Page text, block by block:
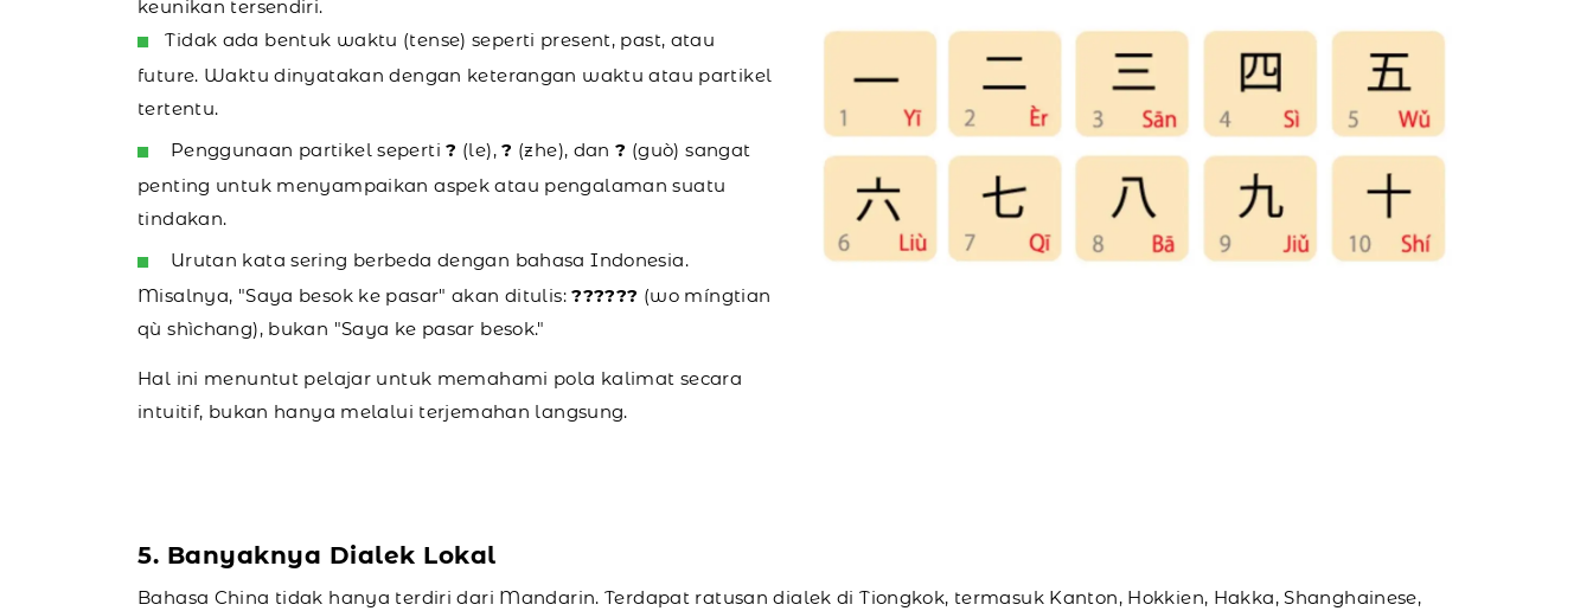
keunikan tersendiri.
Tidak ada bentuk waktu (tense) seperti present, past, atau
future. Waktu dinyatakan dengan keterangan waktu atau partikel
tertentu.
Penggunaan partikel seperti? (le),? (zhe), dan? (guò) sangat
penting untuk menyampaikan aspek atau pengalaman suatu
tindakan.
Urutan kata sering berbeda dengan bahasa Indonesia.
Misalnya, "Saya besok ke pasar" akan ditulis:?????? (wo míngtian
qù shìchang), bukan "Saya ke pasar besok."
Hal ini menuntut pelajar untuk memahami pola kalimat secara
intuitif, bukan hanya melalui terjemahan langsung.
5. Banyaknya Dialek Lokal
Bahasa China tidak hanya terdiri dari Mandarin. Terdapat ratusan dialek di Tiongkok, termasuk Kanton, Hokkien, Hakka, Shanghainese,